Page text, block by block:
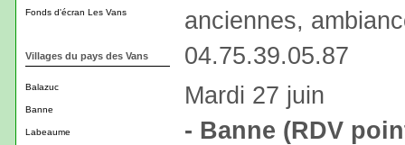
Fonds d'écran Les Vans
Villages du pays des Vans
Balazuc
Banne
Labeaume
anciennes,
04.75.39.05.87
Mardi 27 juin
- Banne (RDV